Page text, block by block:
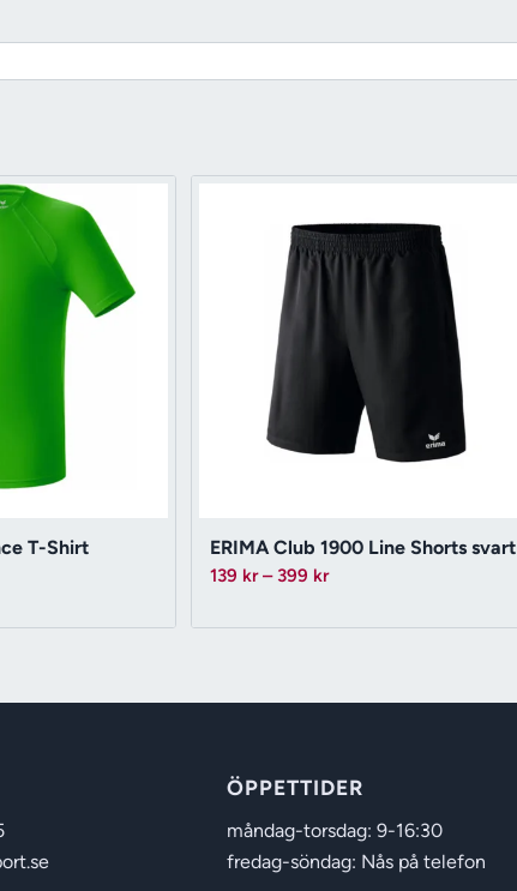
T-Shirt ERIMA Club 1900 Line Shorts svart
139 kr – 399 krPrisintervall:
till
ÖPPETTIDER
måndag-torsdag: 9-16:30
fredag-söndag: Nås på telefon